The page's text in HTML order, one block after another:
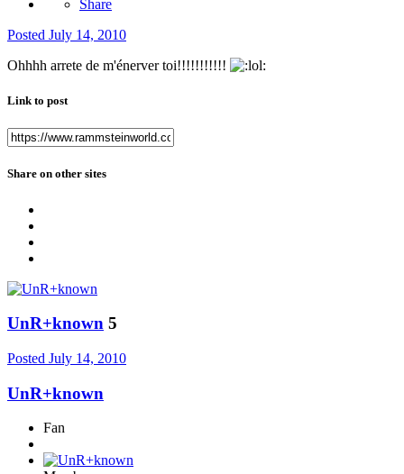
Share
Posted July 14, 2010
Ohhhh arrete de m'énerver toi!!!!!!!!!!!
Link to post
Share on other sites
UnR+known 5
Posted July 14, 2010
UnR+known
Fan